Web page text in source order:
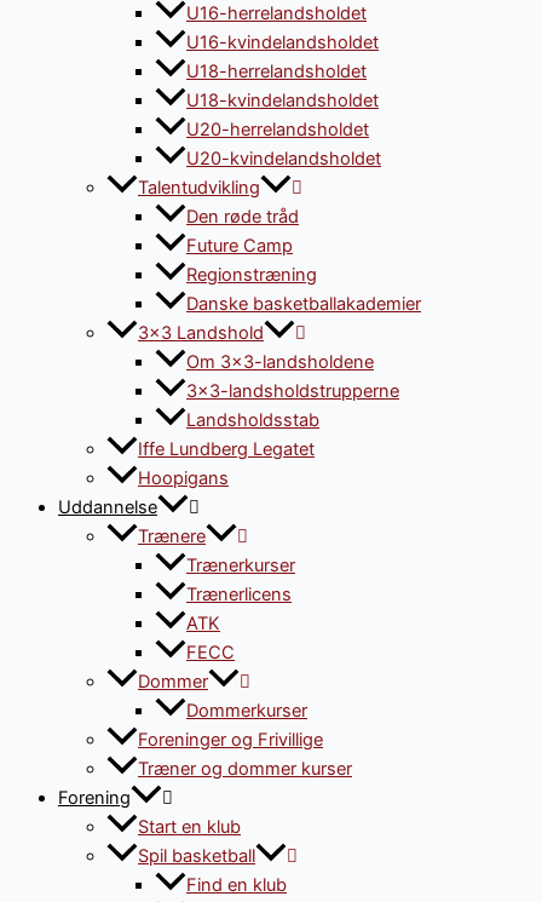
U16-herrelandsholdet
U16-kvindelandsholdet
U18-herrelandsholdet
U18-kvindelandsholdet
U20-herrelandsholdet
U20-kvindelandsholdet
Talentudvikling
Den røde tråd
Future Camp
Regionstræning
Danske basketballakademier
3×3 Landshold
Om 3×3-landsholdene
3×3-landsholdstrupperne
Landsholdsstab
Iffe Lundberg Legatet
Hoopigans
Uddannelse
Trænere
Trænerkurser
Trænerlicens
ATK
FECC
Dommer
Dommerkurser
Foreninger og Frivillige
Træner og dommer kurser
Forening
Start en klub
Spil basketball
Find en klub